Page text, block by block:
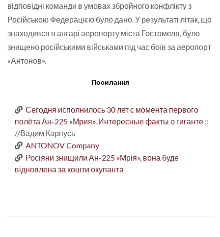
відповідні команди в умовах збройного конфлікту з
Російською Федерацією було дано. У результаті літак, що
знаходився в ангарі аеропорту міста Гостомеля, було
знищено російськими військами під час боїв за аеропорт
«Антонов».
Посилання
Сегодня исполнилось 30 лет с момента первого
полёта Ан-225 «Мрия». Интересные факты о гиганте ::
//Вадим Карпусь
ANTONOV Company
Росіяни знищили Ан-225 «Мрія», вона буде
відновлена за кошти окупанта